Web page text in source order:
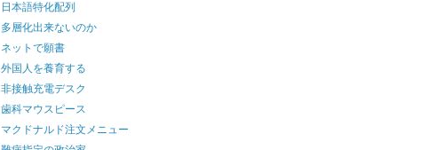
日本語特化配列
多層化出来ないのか
ネットで願書
外国人を養育する
非接触充電デスク
歯科マウスピース
マクドナルド注文メニュー